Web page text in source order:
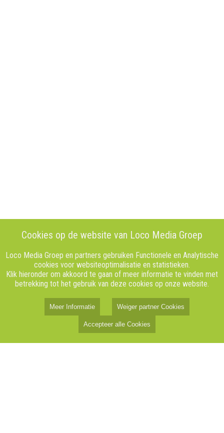
Cookies op de website van Loco Media Groep
Loco Media Groep en partners gebruiken Functionele en Analytische
cookies voor websiteoptimalisatie en statistieken.
Klik hieronder om akkoord te gaan of meer informatie te vinden met
betrekking tot het gebruik van deze cookies op onze website.
Meer Informatie Weiger partner Cookies
Accepteer alle Cookies